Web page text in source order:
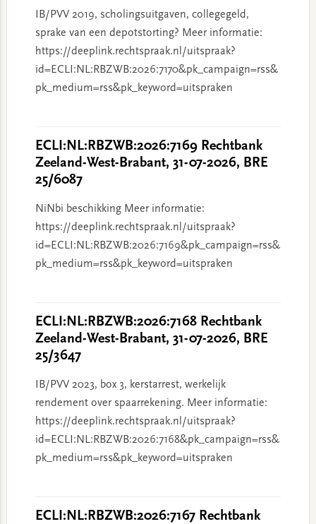
IB/PVV 2019, scholingsuitgaven, collegegeld,
sprake van een depotstorting? Meer informatie:
https://deeplink.rechtspraak.nl/uitspraak?
id=ECLI:NL:RBZWB:2026:7170&pk_campaign=rss&
pk_medium=rss&pk_keyword=uitspraken
ECLI:NL:RBZWB:2026:7169 Rechtbank
Zeeland-West-Brabant, 31-07-2026, BRE
25/6087
NiNbi beschikking Meer informatie:
https://deeplink.rechtspraak.nl/uitspraak?
id=ECLI:NL:RBZWB:2026:7169&pk_campaign=rss&
pk_medium=rss&pk_keyword=uitspraken
ECLI:NL:RBZWB:2026:7168 Rechtbank
Zeeland-West-Brabant, 31-07-2026, BRE
25/3647
IB/PVV 2023, box 3, kerstarrest, werkelijk
rendement over spaarrekening. Meer informatie:
https://deeplink.rechtspraak.nl/uitspraak?
id=ECLI:NL:RBZWB:2026:7168&pk_campaign=rss&
pk_medium=rss&pk_keyword=uitspraken
ECLI:NL:RBZWB:2026:7167 Rechtbank